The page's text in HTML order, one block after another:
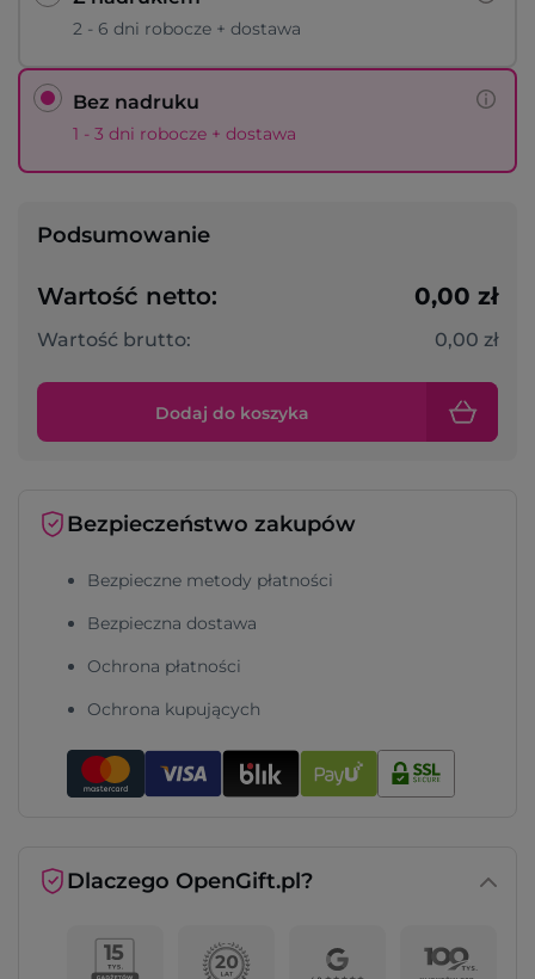
2 - 6 dni robocze + dostawa
Bez nadruku
1 - 3 dni robocze + dostawa
Podsumowanie
Wartość netto: 0,00 zł
Wartość brutto: 0,00 zł
Dodaj do koszyka
Bezpieczeństwo zakupów
Bezpieczne metody płatności
Bezpieczna dostawa
Ochrona płatności
Ochrona kupujących
Dlaczego OpenGift.pl?